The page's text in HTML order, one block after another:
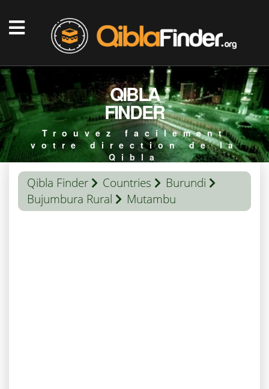
QIBLA
FINDER
Trouvez facilement
votre direction de la
Qibla
Qibla Finder Countries
Burundi
Bujumbura Rural
Mutambu